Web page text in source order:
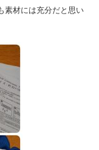
素材には充分だと思い